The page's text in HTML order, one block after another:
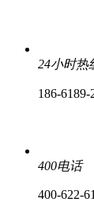
24小时热
186-6189-
400电话
400-622-